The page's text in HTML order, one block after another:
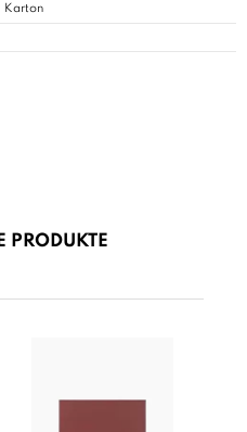
Karton
PRODUKTE